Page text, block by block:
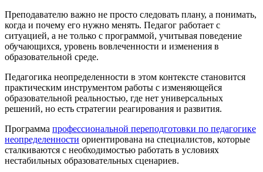
Преподавателю важно не просто следовать плану, а понимать,
когда и почему его нужно менять. Педагог работает с
ситуацией, а не только с программой, учитывая поведение
обучающихся, уровень вовлеченности и изменения в
образовательной среде.
Педагогика неопределенности в этом контексте становится
практическим инструментом работы с изменяющейся
образовательной реальностью, где нет универсальных
решений, но есть стратегии реагирования и развития.
Программа профессиональной переподготовки по педагогике
неопределенности ориентирована на специалистов, которые
сталкиваются с необходимостью работать в условиях
нестабильных образовательных сценариев.